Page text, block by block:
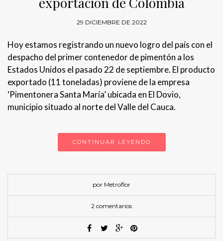
29 DICIEMBRE DE 2022
Hoy estamos registrando un nuevo logro del país con el
despacho del primer contenedor de pimentón a los
Estados Unidos el pasado 22 de septiembre. El producto
exportado (11 toneladas) proviene de la empresa
‘Pimentonera Santa María’ ubicada en El Dovio,
municipio situado al norte del Valle del Cauca.
CONTINUAR LEYENDO
por Metroflor
2 comentarios